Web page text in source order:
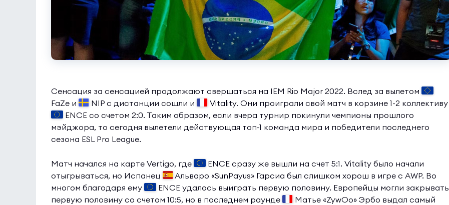
Сенсация за сенсацией продолжают свершаться на IEM Rio Major 2022. Вслед за вылетом
FaZe и
NIP с дистанции сошли и
Vitality. Они проиграли свой матч в корзине 1-2 коллективу
ENCE со счетом 2:0. Таким образом, если вчера турнир покинули чемпионы прошлого
мэйджора, то сегодня вылетели действующая топ-1 команда мира и победители последнего
сезона ESL Pro League.
Матч начался на карте Vertigo, где
ENCE сразу же вышли на счет 5:1. Vitality было начали
отыгрываться, но Испанец
Альваро «SunPayus» Гарсиа был слишком хорош в игре с AWP. Во
многом благодаря ему
ENCE удалось выиграть первую половину. Европейцы могли закрывать
первую половину со счетом 10:5, но в последнем раунде
Матье «ZywOo» Эрбо выдал самый